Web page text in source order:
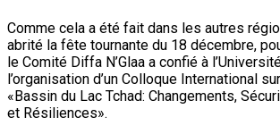
Comme cela a été fait dans les autres
abrité la fête tournante du 18 décembre,
le Comité Diffa N’Glaa a confié à
l’organisation d’un Colloque International
«Bassin du Lac Tchad: Changements,
et Résiliences».